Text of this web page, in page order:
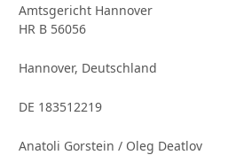
Amtsgericht Hannover
HR B 56056
Hannover, Deutschland
DE 183512219
Anatoli Gorstein / Oleg Deatlov